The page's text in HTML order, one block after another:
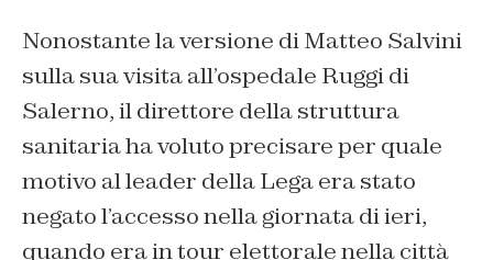
Nonostante la versione di Matteo Salvini
sulla sua visita all’ospedale Ruggi di
Salerno, il direttore della struttura
sanitaria ha voluto precisare per quale
motivo al leader della Lega era stato
negato l’accesso nella giornata di ieri,
quando era in tour elettorale nella città